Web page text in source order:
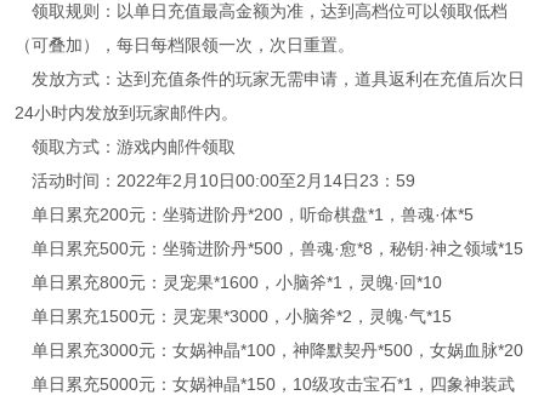
领取规则：以单日充值最高金额为准，达到高档位可以领取低档
（可叠加），每日每档限领一次，次日重置。
发放方式：达到充值条件的玩家无需申请，道具返利在充值后次日
24小时内发放到玩家邮件内。
领取方式：游戏内邮件领取
活动时间：2022年2月10日00:00至2月14日23：59
单日累充200元：坐骑进阶丹*200，听命棋盘*1，兽魂·体*5
单日累充500元：坐骑进阶丹*500，兽魂·愈*8，秘钥·神之领域*15
单日累充800元：灵宠果*1600，小脑斧*1，灵魄·回*10
单日累充1500元：灵宠果*3000，小脑斧*2，灵魄·气*15
单日累充3000元：女娲神晶*100，神降默契丹*500，女娲血脉*20
单日累充5000元：女娲神晶*150，10级攻击宝石*1，四象神装武